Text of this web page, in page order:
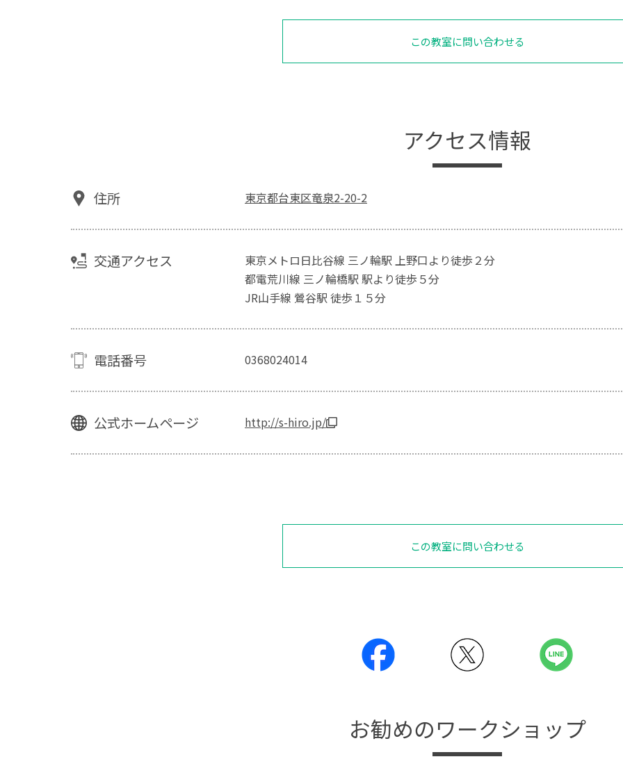
この教室に問い合わせる
アクセス情報
住所 東京都台東区竜泉2-20-2
交通アクセス
東京メトロ日比谷線 三ノ輪駅 上野口より徒歩２分
都電荒川線 三ノ輪橋駅 駅より徒歩５分
JR山手線 鶯谷駅 徒歩１５分
電話番号 0368024014
公式ホームページ http://s-hiro.jp/
この教室に問い合わせる
お勧めのワークショップ